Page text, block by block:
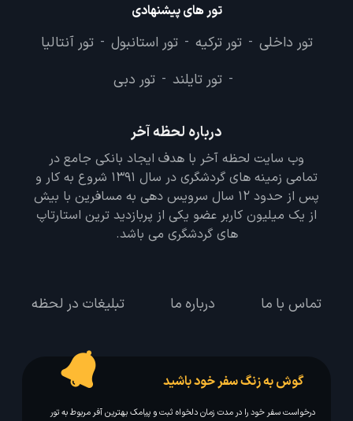
تور های پیشنهادی
تور داخلی - تور ترکیه - تور استانبول - تور آنتالیا
- تور تایلند - تور دبی
درباره لحظه آخر
وب سایت لحظه آخر با هدف ایجاد بانکی جامع در
تمامی زمینه های گردشگری در سال 1391 شروع به کار و
پس از حدود 12 سال سرویس دهی به مسافرین با بیش
از یک میلیون کاربر عضو یکی از پربازدید ترین استارتاپ
های گردشگری می باشد.
تماس با ما درباره ما تبلیغات در لحظه
گوش به زنگ سفر خود باشید
درخواست سفر خود را در مدت زمان دلخواه ثبت و پیامک بهترین آفر مربوط به تور